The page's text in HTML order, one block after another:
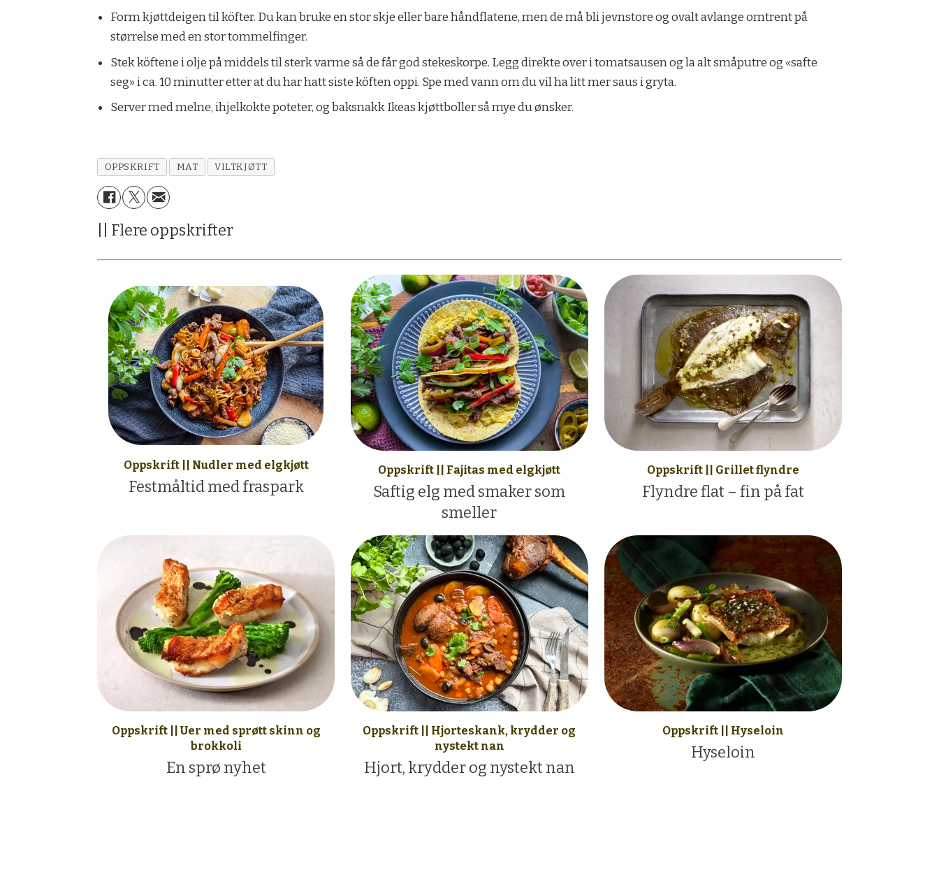
Formkjøttdeigen til köfter. Du kan bruke en stor skje eller bare håndflatene, men de må bli jevnstore og ovalt avlange omtrent på
størrelse med en stor tommelfinger.
Stek köftene i olje på middels til sterk varme så de får god stekeskorpe. Legg direkte over i tomatsausen og la alt småputre og «safte
seg» i ca. 10 minutter etter at du har hatt siste köften oppi. Spe med vann om du vil ha litt mer saus i gryta.
Server med melne, ihjelkokte poteter, og baksnakk Ikeas kjøttboller så mye du ønsker.
OPPSKRIFT MAT VILTKJØTT
|| Flere oppskrifter
Oppskrift || Nudler med elgkjøtt
Festmåltid med fraspark
Oppskrift || Fajitas med elgkjøtt
Saftig elg med smaker som
smeller
Oppskrift || Grillet flyndre
Flyndre flat – fin på fat
Oppskrift || Uer med sprøtt skinn og
brokkoli
En sprø nyhet
Oppskrift || Hjorteskank, krydder og
nystekt nan
Hjort, krydder og nystekt nan
Oppskrift || Hyseloin
Hyseloin